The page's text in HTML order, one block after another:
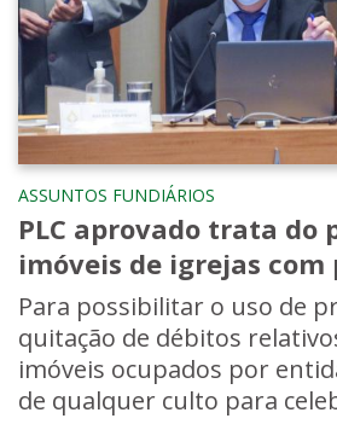
ASSUNTOS FUNDIÁRIOS
PLC aprovado trata do
imóveis de igrejas com
Para possibilitar o uso de
quitação de débitos
imóveis ocupados por
de qualquer culto para